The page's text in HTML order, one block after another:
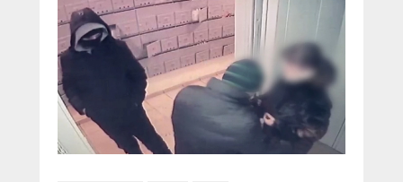
Социальные ролики
Документальные фильмы
Прямой разговор
В знании сила
Специальный репортаж
КиберПОСТОВОЙ
Газета «Щит и меч»
Журнал «Полиция России»
О ПОРТАЛЕ
Контакты
Вакансии